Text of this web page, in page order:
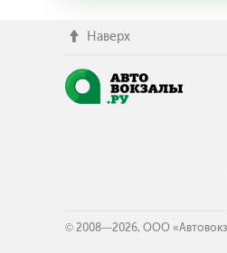
Наверх
© 2008—2026, ООО